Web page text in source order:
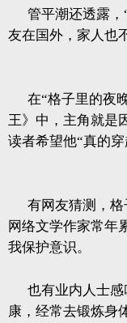
管平潮还透露
友在国外，家人也
在“格子里的夜
王》中，主角就是
读者希望他“真的穿
有网友猜测，格
网络文学作家常年
我保护意识。
也有业内人士
康，经常去锻炼身